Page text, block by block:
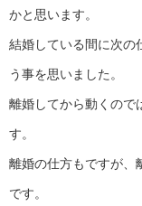
かと思います。
結婚している間に次の
う事を思いました。
離婚してから動くので
す。
離婚の仕方もですが、
です。